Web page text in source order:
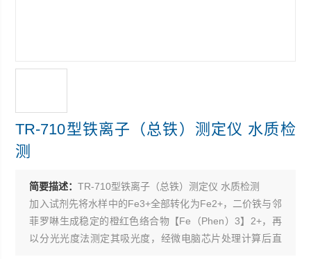
TR-710型铁离子（总铁）测定仪 水质检
测
简要描述：TR-710型铁离子（总铁）测定仪 水质检测
加入试剂先将水样中的Fe3+全部转化为Fe2+，二价铁与邻
菲罗啉生成稳定的橙红色络合物【Fe（Phen）3】2+，再
以分光光度法测定其吸光度，经微电脑芯片处理计算后直